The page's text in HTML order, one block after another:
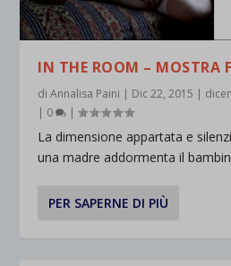
IN THE ROOM – MOSTRA
diAnnalisa Paini | Dic 22, 2015 |
| 0 |
La dimensione appartata e
una madre addormenta il
PER SAPERNE DI PIÙ